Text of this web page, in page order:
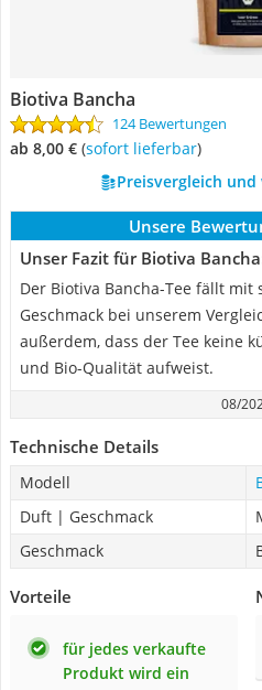
Biotiva Bancha
124 Bewertungen
ab 8,00 € ( Sofort lieferbar)
Preisvergleich
Unsere
Unser Fazit für Biotiva
Der Biotiva Bancha-Tee fällt mit
Geschmack bei unserem
außerdem, dass der Tee keine
und Bio-Qualität aufweist.
08/
Technische Details
Modell
Duft | Geschmack
Geschmack
Vorteile
für jedes verkaufte
Produkt wird ein